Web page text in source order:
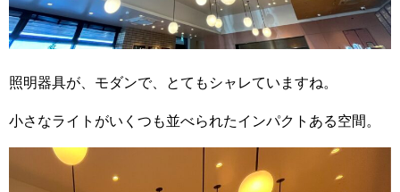
照明器具が、モダンで、とてもシャレていますね。
小さなライトがいくつも並べられたインパクトある空間。